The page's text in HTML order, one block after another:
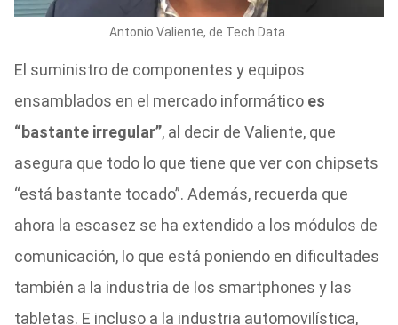
Antonio Valiente, de Tech Data.
El suministro de componentes y equipos
ensamblados en el mercado informático es
“bastante irregular”, al decir de Valiente, que
asegura que todo lo que tiene que ver con chipsets
“está bastante tocado”. Además, recuerda que
ahora la escasez se ha extendido a los módulos de
comunicación, lo que está poniendo en dificultades
también a la industria de los smartphones y las
tabletas. E incluso a la industria automovilística,